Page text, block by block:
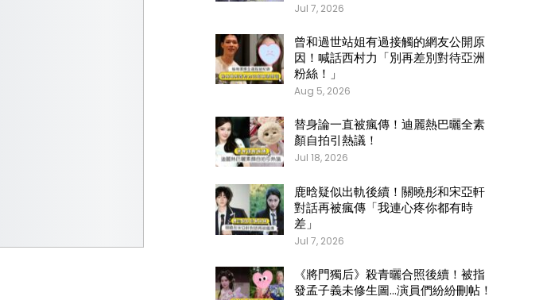
Jul 7, 2026
曾和過世站姐有過接觸的網友公開原
因！喊話西村力「別再差別對待亞洲
粉絲！」
Aug 5, 2026
替身論一直被瘋傳！迪麗熱巴曬全素
顏自拍引熱議！
Jul 18, 2026
鹿晗疑似出軌後續！關曉彤和宋亞軒
對話再被瘋傳「我連心疼你都有時
差」
Jul 7, 2026
《將門獨后》殺青曬合照後續！被指
發孟子義未修生圖…演員們紛紛刪帖！